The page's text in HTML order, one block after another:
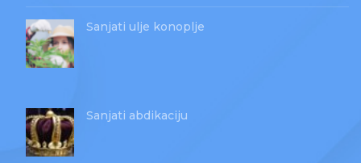
Sanjati ulje konoplje
Sanjati abdikaciju